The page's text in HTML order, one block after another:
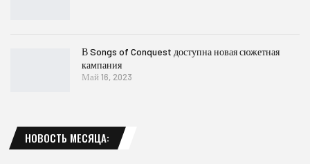
В Songs of Conquest доступна новая сюжетная
кампания
Май 16, 2023
НОВОСТЬ МЕСЯЦА: